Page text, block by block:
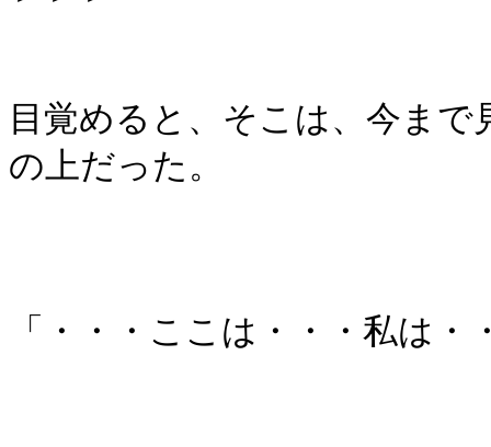
目覚めると、そこは、今ま
の上だった。
「・・・ここは・・・私は・